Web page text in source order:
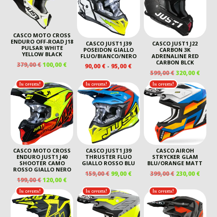
CASCO MOTO CROSS
ENDURO OFF-ROAD J18
PULSAR WHITE
YELLOW BLACK
379,00€IL
ORIGINALE
ERA:
379,00 €.
100,00€IL
ATTUALE
È:
100,00 €.
CASCO JUST1 J39
POSEIDON GIALLO
FLUO/BIANCO/NERO
90,00€ - 95,00€FASCIA
PREZZO:
DA
90,00 €
A
95,00 €
CASCO JUST1 J22
CARBON 3K
ADRENALINE RED
CARBON BLCK
599,00€ IL
PREZZO
ORIGINALE
ERA:
599,00 €.
320,00€IL
È:
In offerta!
CASCO MOTO CROSS
ENDURO JUST1 J40
SHOOTER CAMO
ROSSO GIALLO NERO
199,00€IL
PREZZO
ORIGINALE
ERA:
199,00 €.
120,00€IL
PREZZO
ATTUALE
È:
120,00 €.
In offerta!
CASCO JUST1 J39
THRUSTER FLUO
GIALLO ROSSO BLU
159,00€ IL
ORIGINALE
ERA:
159,00 €.
99,00€IL
ATTUALE
È:
99,00 €.
In offerta!
CASCO AIROH
STRYCKER GLAM
BLU/ORANGE MATT
399,00€ IL
ORIGINALE
ERA:
399,00 €.
230,00€IL
In offerta! In offerta! In offerta!